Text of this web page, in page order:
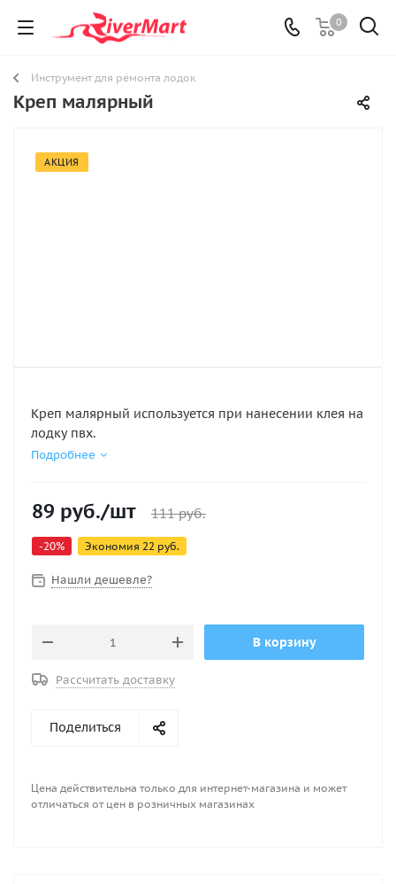
0
Инструмент для ремонта лодок
Креп малярный
АКЦИЯ
Креп малярный используется при нанесении клея на
лодку пвх.
Подробнее
89 руб./шт 111руб.
-20% Экономия 22 руб.
Нашли дешевле?
В корзину
Рассчитать доставку
Поделиться
Цена действительна только для интернет-магазина и может
отличаться от цен в розничных магазинах